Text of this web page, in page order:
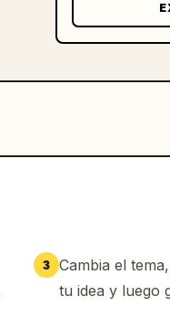
3 Cambia el
tu idea y luego